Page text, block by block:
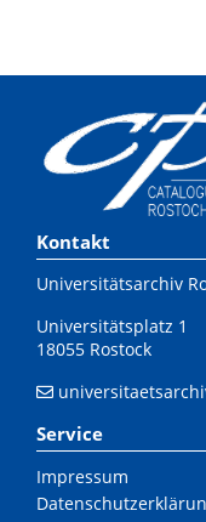
Kontakt
Universitätsarchiv
Universitätsplatz 1
18055 Rostock
Service
Impressum